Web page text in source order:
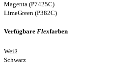
Magenta (P7425C)
LimeGreen (P382C)
Verfügbare Flexfarben
Weiß
Schwarz